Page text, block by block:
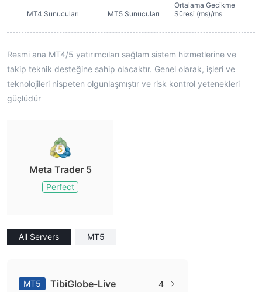
MT4 Sunucuları MT5 Sunucuları
Ortalama Gecikme
Süresi (ms)/ms
Resmi ana MT4/5 yatırımcıları sağlam sistem hizmetlerine ve
takip teknik desteğine sahip olacaktır. Genel olarak, işleri ve
teknolojileri nispeten olgunlaşmıştır ve risk kontrol yetenekleri
güçlüdür
Meta Trader 5
Perfect
All Servers MT5
MT5 TibiGlobe-Live 4